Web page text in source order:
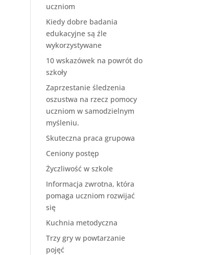
uczniom
Kiedy dobre badania
edukacyjne są źle
wykorzystywane
10 wskazówek na powrót do
szkoły
Zaprzestanie śledzenia
oszustwa na rzecz pomocy
uczniom w samodzielnym
myśleniu.
Skuteczna praca grupowa
Ceniony postęp
Życzliwość w szkole
Informacja zwrotna, która
pomaga uczniom rozwijać
się
Kuchnia metodyczna
Trzy gry w powtarzanie
pojęć